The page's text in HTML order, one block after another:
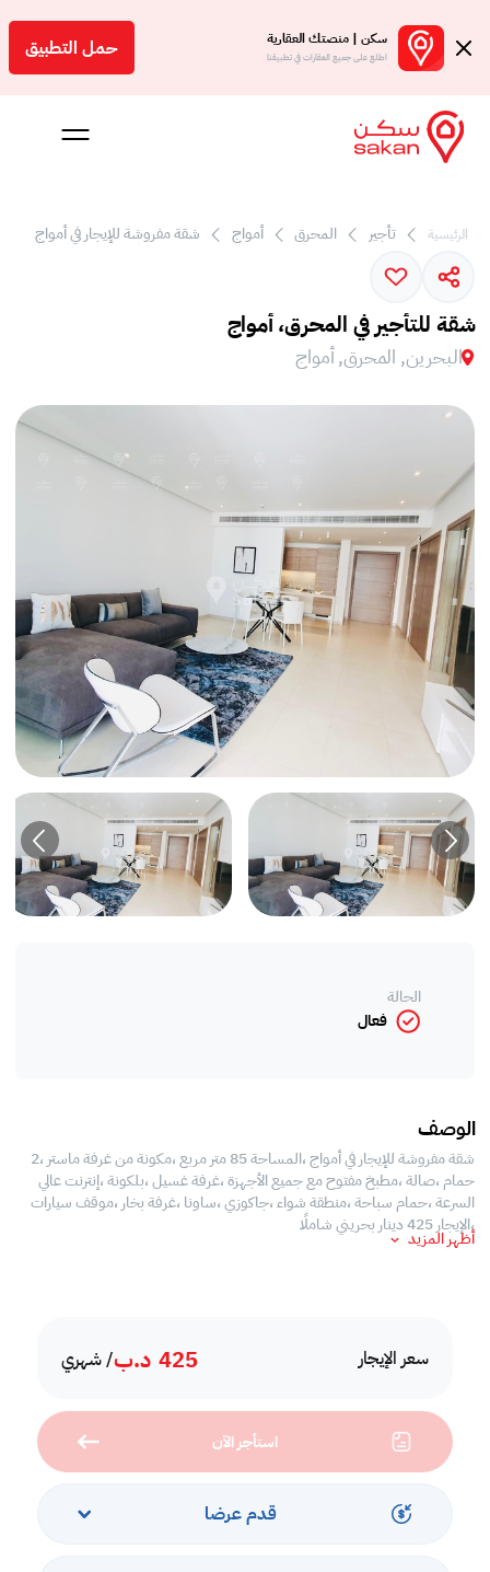
سكن | منصتك العقارية
اطلع على جميع العقارات في تطبيقنا حمل التطبيق
الرئيسية تأجير المحرق أمواج شقة مفروشة للإيجار في أمواج
شقة للتأجير في المحرق، أمواج
البحرين, المحرق, أمواج
سعر الإيجار 425 د.ب/ شهري
استأجر الآن
قدم عرضا
الحالة
فعال
الوصف
شقة مفروشة للإيجار في أمواج ،المساحة 85 متر مربع ،مكونة من غرفة ماستر ،2
حمام ،صالة ،مطبخ مفتوح مع جميع الأجهزة ،غرفة غسيل ،بلكونة ،إنترنت عالي
السرعة ،حمام سباحة ،منطقة شواء ،جاكوزي ،ساونا ،غرفة بخار ،موقف سيارات
،الإيجار 425 دينار بحريني شاملًا
أظهر المزيد